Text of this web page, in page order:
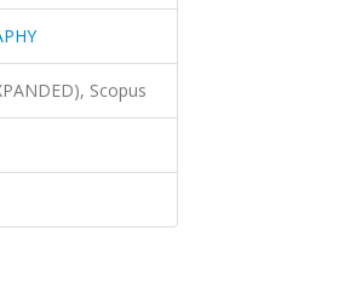
Scopus